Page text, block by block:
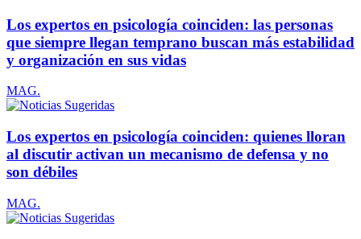
Los expertos en psicología coinciden: las personas
que siempre llegan temprano buscan más estabilidad
y organización en sus vidas
MAG.
Los expertos en psicología coinciden: quienes lloran
al discutir activan un mecanismo de defensa y no
son débiles
MAG.